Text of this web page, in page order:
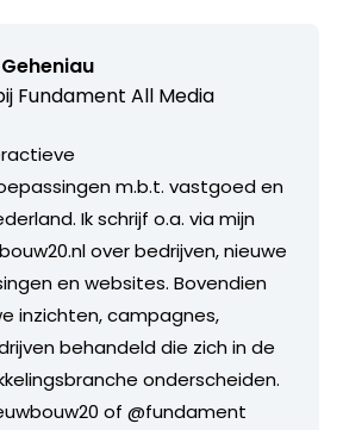
Fundament All Media
m.b.t. vastgoed en
Ik schrijf o.a. via mijn
over bedrijven, nieuwe
en websites. Bovendien
inzichten, campagnes,
behandeld die zich in de
onderscheiden.
of @fundament